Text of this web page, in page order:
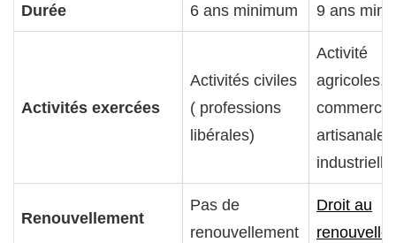
Durée 6 ans minimum 9 ans
Activités exercées
Activités civiles
( professions
libérales)
Activité
agricoles,
Renouvellement
Pas de
renouvellement
Droit au